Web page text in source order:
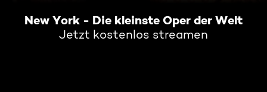
New York - Die kleinste Oper der Welt
Jetzt kostenlos streamen